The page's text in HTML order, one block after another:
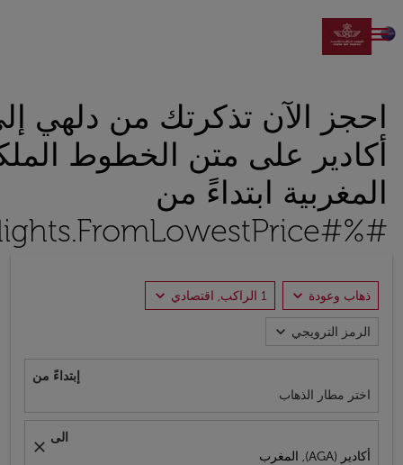

احجز الآن تذكرتك من دلهي
أكادير على متن الخطوط
المغربية ابتداءً من
#%#Flights.FromLowestPrice#%#
ذهاب وعودة expand_more 1 الراكب, اقتصادي expand_more
الرمز الترويجي expand_more
إبتداءً من
اختر مطار الذهاب
الى
أكادير (AGA), المغرب
close